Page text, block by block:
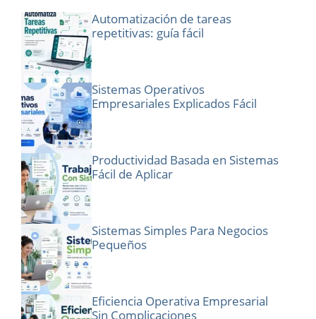
Automatización de tareas
repetitivas: guía fácil
Sistemas Operativos
Empresariales Explicados Fácil
Productividad Basada en Sistemas
Fácil de Aplicar
Sistemas Simples Para Negocios
Pequeños
Eficiencia Operativa Empresarial
Sin Complicaciones